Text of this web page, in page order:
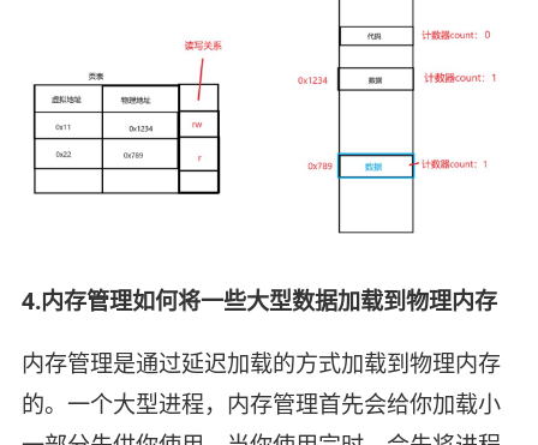
4.内存管理如何将一些大型数据加载到物理内存
内存管理是通过延迟加载的方式加载到物理内存
的。一个大型进程，内存管理首先会给你加载小